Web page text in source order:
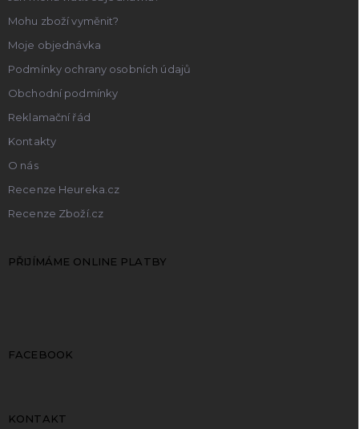
Mohu zboží vyměnit?
Moje objednávka
Podmínky ochrany osobních údajů
Obchodní podmínky
Reklamační řád
Kontakty
O nás
Recenze Heureka.cz
Recenze Zboží.cz
PŘIJÍMÁME ONLINE PLATBY
FACEBOOK
KONTAKT